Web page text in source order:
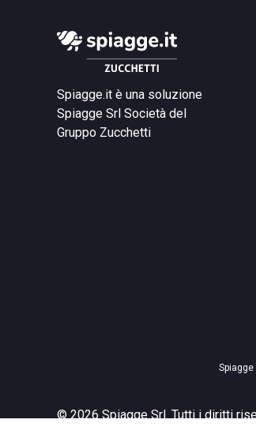
Spiagge.it è una soluzione
Spiagge Srl Società del
Gruppo Zucchetti
©2026 Spiagge Srl. Tutti i diritti